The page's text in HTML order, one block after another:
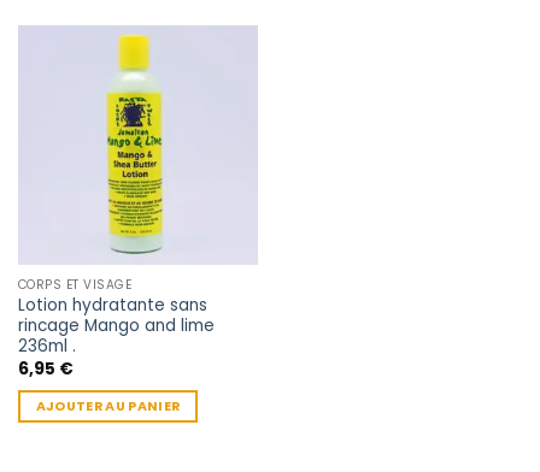
CORPS ET VISAGE
Lotion hydratante sans
rincage Mango and lime
236ml .
6,95 €
AJOUTER AU PANIER